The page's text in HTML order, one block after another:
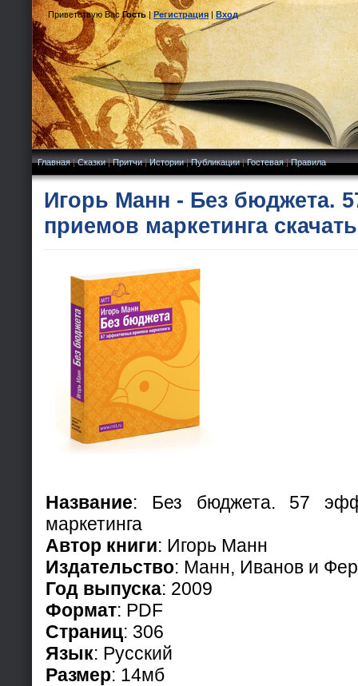
Приветствую Вас Гость|Регистрация|Вход
Главная|Сказки|Притчи|Истории|Публикации|Гостевая|Правила
Игорь Манн - Без бюджета.
приемов маркетинга
Название: Без бюджета. 57
маркетинга
Автор книги: Игорь Манн
Издательство: Манн, Иванов и
Год выпуска: 2009
Формат: PDF
Страниц: 306
Язык: Русский
Размер: 14мб